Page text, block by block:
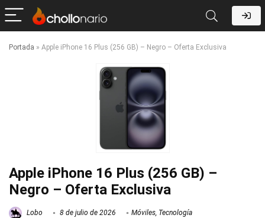
Portada » Apple iPhone 16 Plus (256 GB) – Negro – Oferta Exclusiva
Apple iPhone 16 Plus (256 GB) –
Negro – Oferta Exclusiva
Lobo 8 de julio de 2026 Móviles, Tecnología